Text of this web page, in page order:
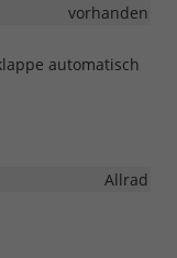
vorhanden
automatisch
Allrad